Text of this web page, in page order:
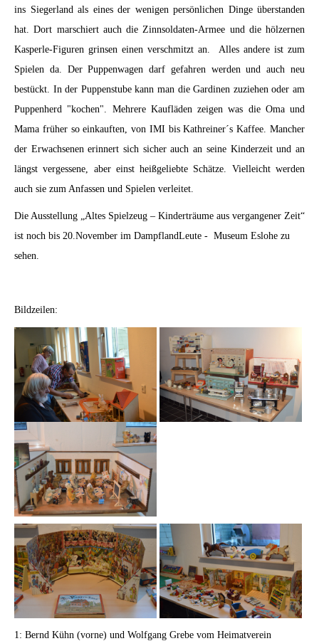
ins Siegerland als eines der wenigen persönlichen Dinge überstanden
hat. Dort marschiert auch die Zinnsoldaten-Armee und die hölzernen
Kasperle-Figuren grinsen einen verschmitzt an. Alles andere ist zum
Spielen da. Der Puppenwagen darf gefahren werden und auch neu
bestückt. In der Puppenstube kann man die Gardinen zuziehen oder am
Puppenherd "kochen". Mehrere Kaufläden zeigen was die Oma und
Mama früher so einkauften, von IMI bis Kathreiner´s Kaffee. Mancher
der Erwachsenen erinnert sich sicher auch an seine Kinderzeit und an
längst vergessene, aber einst heißgeliebte Schätze. Vielleicht werden
auch sie zum Anfassen und Spielen verleitet.
Die Ausstellung „Altes Spielzeug – Kinderträume aus vergangener Zeit“
ist noch bis 20.November im DampflandLeute - Museum Eslohe zu
sehen.
Bildzeilen:
1: Bernd Kühn (vorne) und Wolfgang Grebe vom Heimatverein